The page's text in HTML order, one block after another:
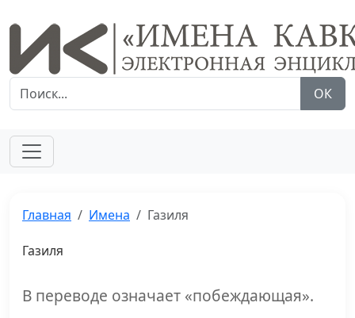
ОК
Главная Имена Газиля
Газиля
В переводе означает «побеждающая».